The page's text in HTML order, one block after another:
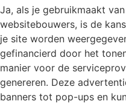
Ja, als je gebruikmaakt
websitebouwers, is de
je site worden
gefinancierd door het
manier voor de
genereren. Deze
banners tot pop-ups en